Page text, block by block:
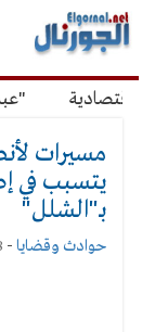
القائمة
الرئيسية
مسيرات
يتسبب في
بـ"الشلل"
حوادث وقضايا -
28